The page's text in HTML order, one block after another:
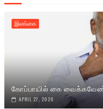
இலங்கை
கோப்பாயில் கை
APRIL 27, 2020